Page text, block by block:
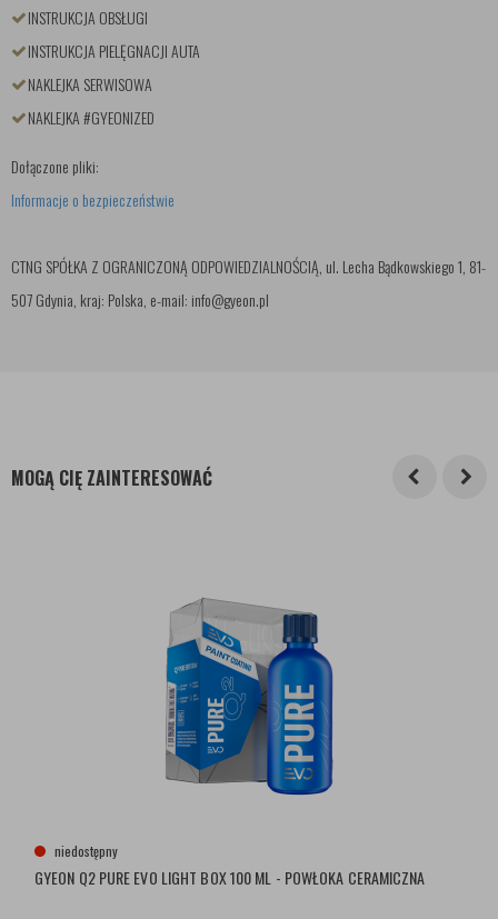
INSTRUKCJA OBSŁUGI
INSTRUKCJA PIELĘGNACJI AUTA
NAKLEJKA SERWISOWA
NAKLEJKA #GYEONIZED
Dołączone pliki:
Informacje o bezpieczeństwie
CTNG SPÓŁKA Z OGRANICZONĄ ODPOWIEDZIALNOŚCIĄ, ul. Lecha Bądkowskiego 1, 81-
507 Gdynia, kraj: Polska, e-mail: info@gyeon.pl
MOGĄ CIĘ ZAINTERESOWAĆ
niedostępny
GYEON Q2 PURE EVO LIGHT BOX 100 ML - POWŁOKA CERAMICZNA